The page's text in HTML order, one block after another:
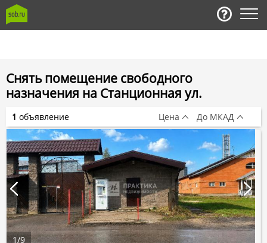
Снять помещение свободного
назначения на Станционная ул.
1/9
1 объявление Цена До МКАД